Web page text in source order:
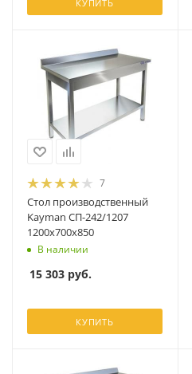
КУПИТЬ
7
Стол производственный
Kayman СП-242/1207
1200х700х850
В наличии
15 303 руб.
КУПИТЬ